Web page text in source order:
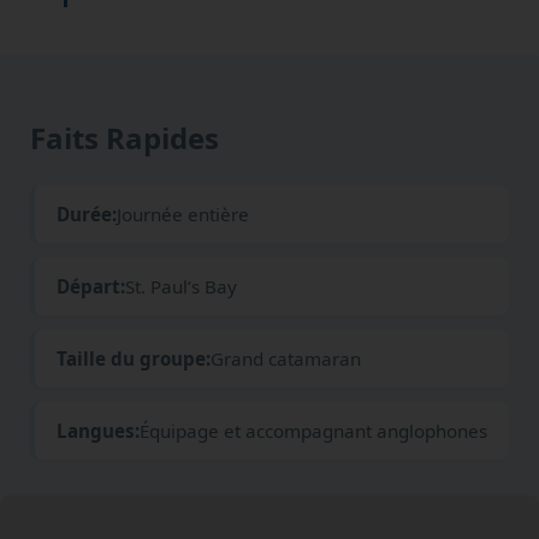
Faits Rapides
Durée:Journée entière
Départ:St. Paul’s Bay
Taille du groupe:Grand catamaran
Langues:Équipage et accompagnant anglophones